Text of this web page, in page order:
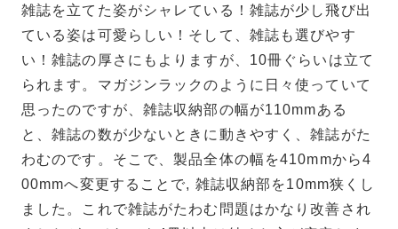
雑誌を立てた姿がシャレている！雑誌が少し飛び出
ている姿は可愛らしい！そして、雑誌も選びやす
い！雑誌の厚さにもよりますが、10冊ぐらいは立て
られます。マガジンラックのように日々使っていて
思ったのですが、雑誌収納部の幅が110mmある
と、雑誌の数が少ないときに動きやすく、雑誌がた
わむのです。そこで、製品全体の幅を410mmから4
00mmへ変更することで, 雑誌収納部を10mm狭くし
ました。これで雑誌がたわむ問題はかなり改善され